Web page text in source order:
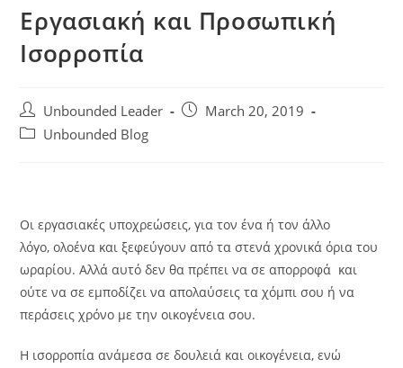
Εργασιακή και Προσωπική
Ισορροπία
Post
author:
Unbounded Leader
PostMarch 20, 2019
PostUnbounded Blog
Οι εργασιακές υποχρεώσεις, για τον ένα ή τον άλλο
λόγο, ολοένα και ξεφεύγουν από τα στενά χρονικά όρια του
ωραρίου. Αλλά αυτό δεν θα πρέπει να σε απορροφά και
ούτε να σε εμποδίζει να απολαύσεις τα χόμπι σου ή να
περάσεις χρόνο με την οικογένεια σου.
Η ισορροπία ανάμεσα σε δουλειά και οικογένεια, ενώ